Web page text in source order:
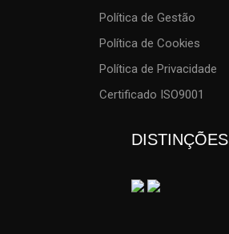
Política de Gestão
Política de Cookies
Política de Privacidade
Certificado ISO9001
DISTINÇÕES